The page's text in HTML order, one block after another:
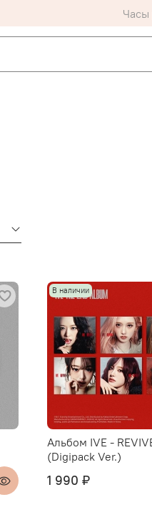
Часы
В наличии
Альбом IVE -
(Digipack Ver.)
1 990 ₽